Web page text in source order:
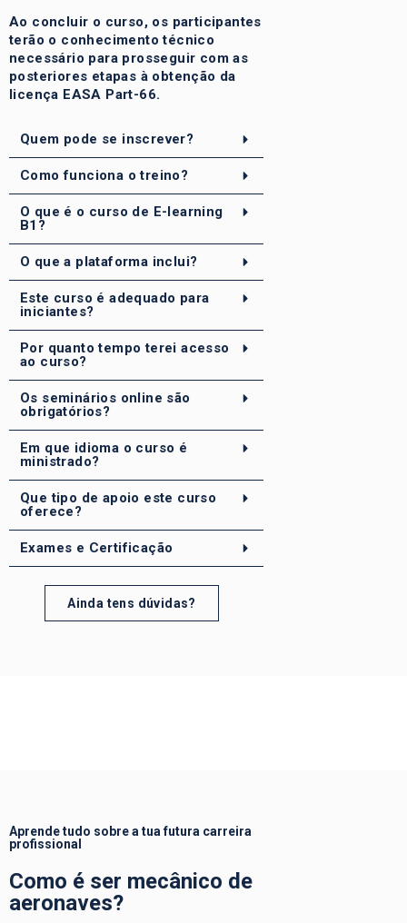
Ao concluir o curso, os participantes
terão o conhecimento técnico
necessário para prosseguir com as
posteriores etapas à obtenção da
licença EASA Part-66.
Quem pode se inscrever?
Como funciona o treino?
O que é o curso de E-learning
B1?
O que a plataforma inclui?
Este curso é adequado para
iniciantes?
Por quanto tempo terei acesso
ao curso?
Os seminários online são
obrigatórios?
Em que idioma o curso é
ministrado?
Que tipo de apoio este curso
oferece?
Exames e Certificação
Ainda tens dúvidas?
Aprende tudo sobre a tua futura carreira
profissional
Como é ser mecânico de
aeronaves?